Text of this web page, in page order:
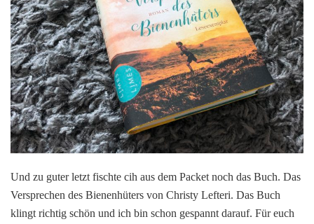
Und zu guter letzt fischte cih aus dem Packet noch das Buch. Das
Versprechen des Bienenhüters von Christy Lefteri. Das Buch
klingt richtig schön und ich bin schon gespannt darauf. Für euch